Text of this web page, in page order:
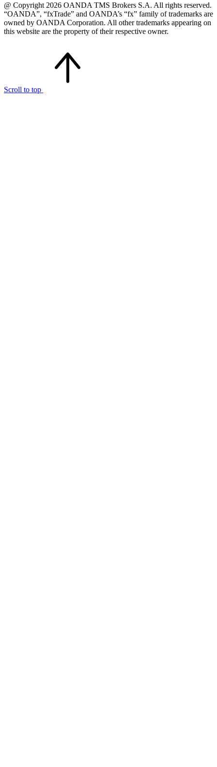
@ Copyright 2026 OANDA TMS Brokers S.A. All rights reserved.
“OANDA”, “fxTrade” and OANDA’s “fx” family of trademarks are
owned by OANDA Corporation. All other trademarks appearing on
this website are the property of their respective owner.
Scroll to top